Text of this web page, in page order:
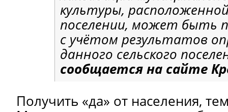
культуры,
поселении, может быть
с учётом результатов
данного сельского
сообщается на сайте
Получить «да» от населения,